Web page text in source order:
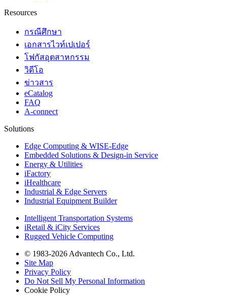
Resources
กรณีศึกษา
เอกสารไวท์เปเปอร์
โฟกัสอุตสาหกรรม
วิดีโอ
ข่าวสาร
eCatalog
FAQ
A-connect
Solutions
Edge Computing & WISE-Edge
Embedded Solutions & Design-in Service
Energy & Utilities
iFactory
iHealthcare
Industrial & Edge Servers
Industrial Equipment Builder
Intelligent Transportation Systems
iRetail & iCity Services
Rugged Vehicle Computing
© 1983-2026 Advantech Co., Ltd.
Site Map
Privacy Policy
Do Not Sell My Personal Information
Cookie Policy